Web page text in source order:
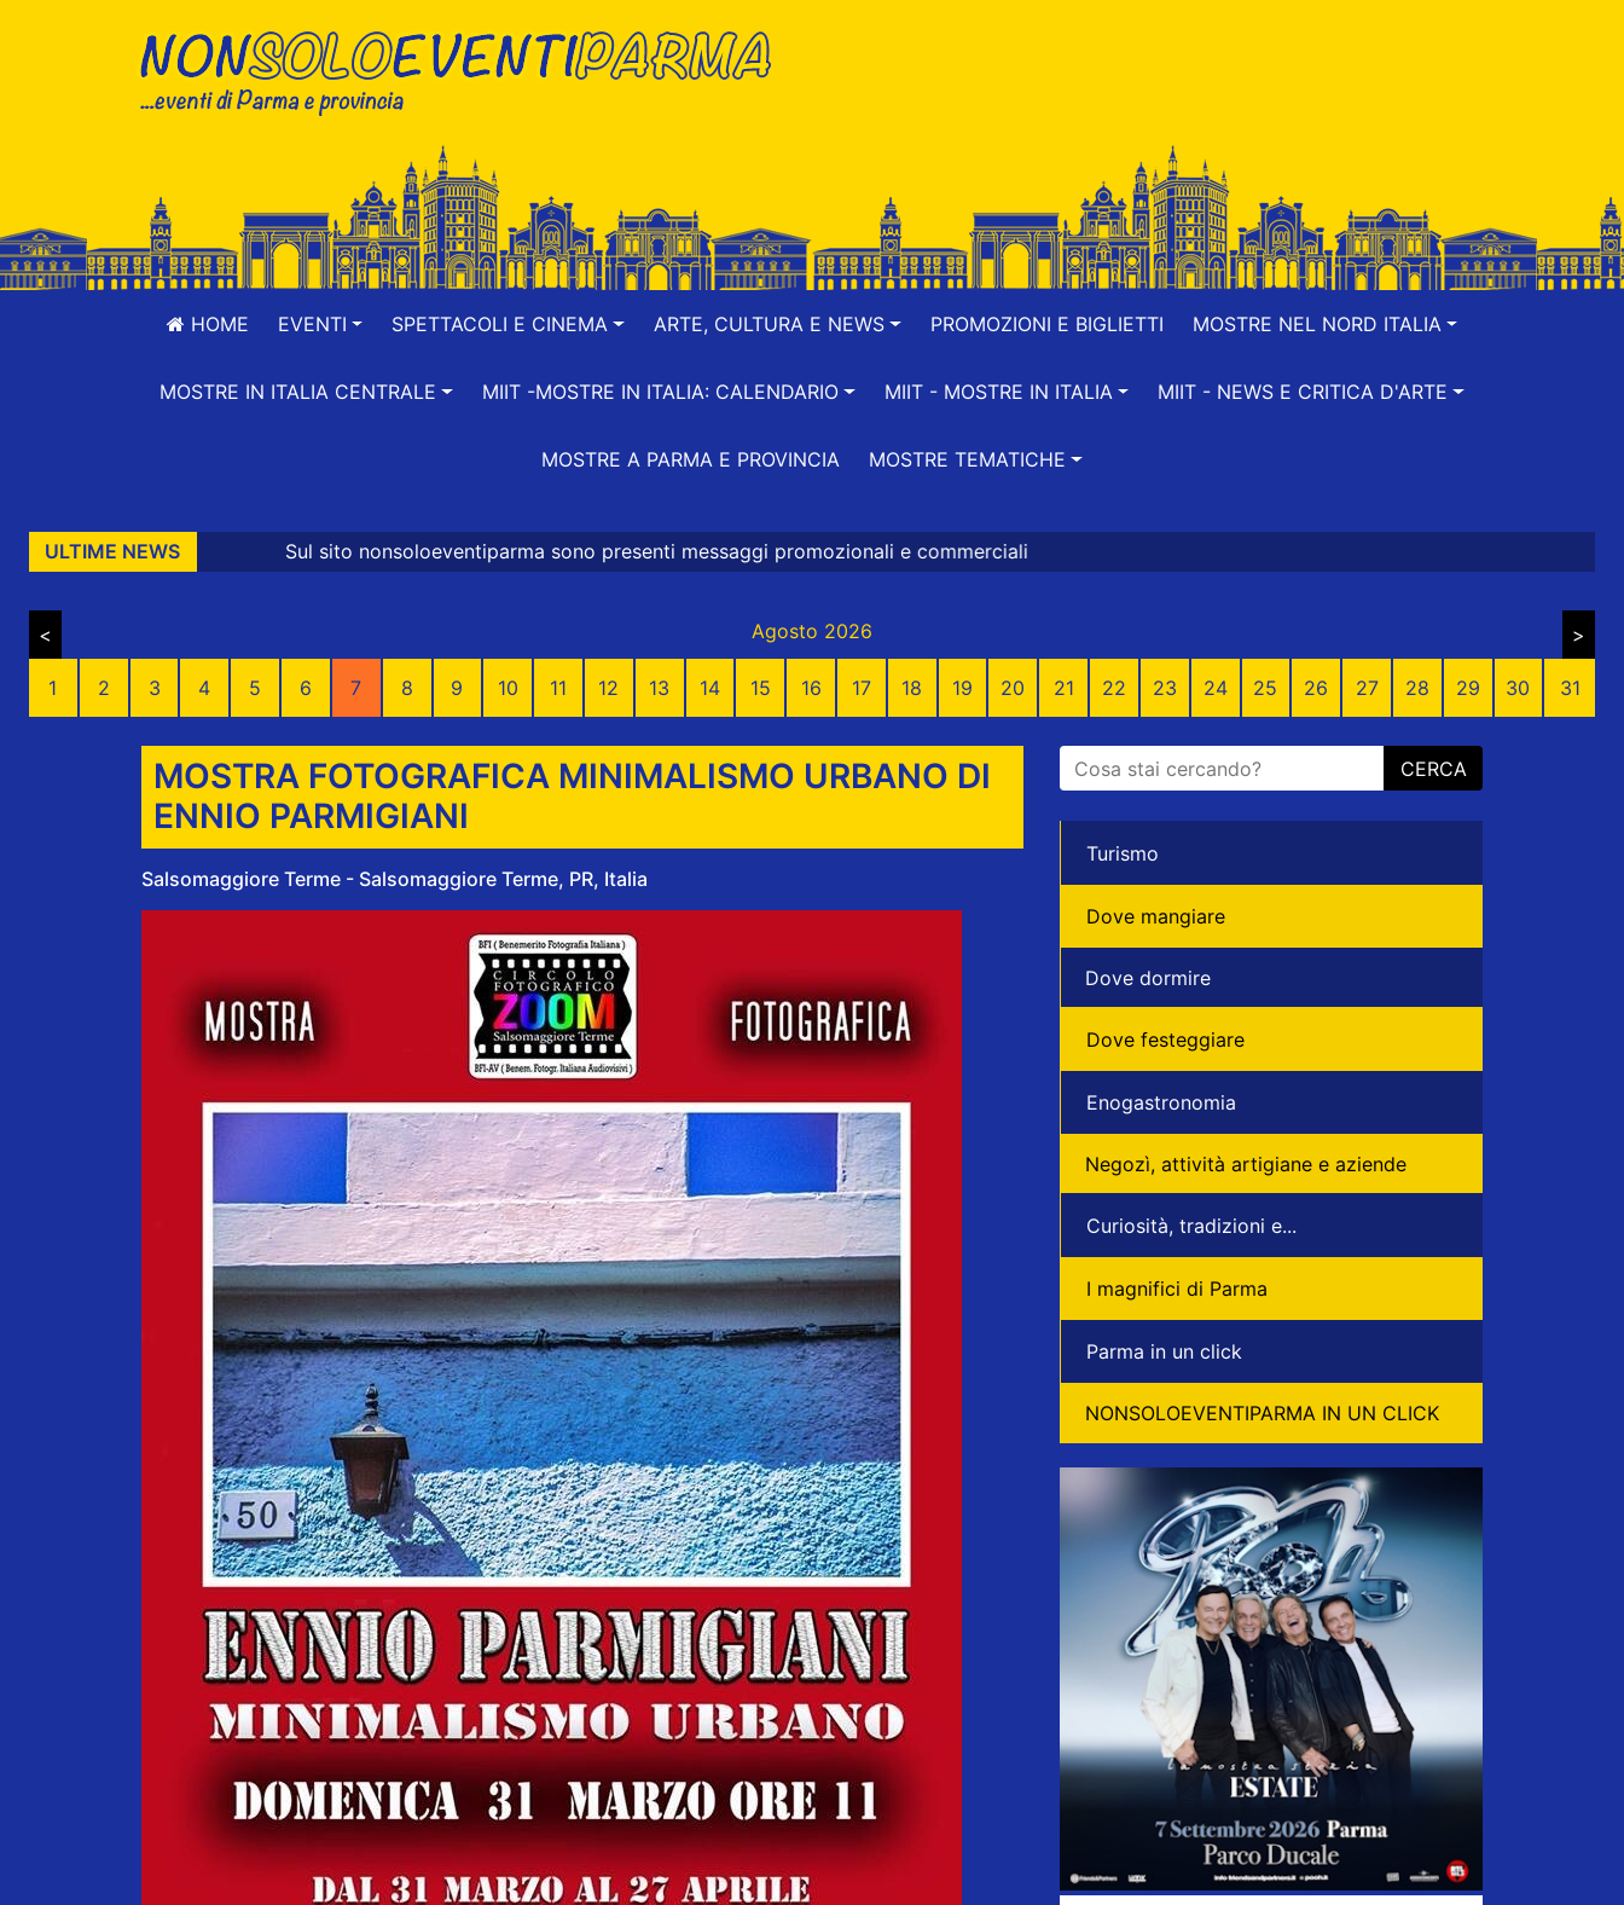
HOME EVENTI SPETTACOLI E CINEMA ARTE, CULTURA E NEWS PROMOZIONI E BIGLIETTI MOSTRE NEL NORD ITALIA
MOSTRE IN ITALIA CENTRALE MIIT -MOSTRE IN ITALIA: CALENDARIO MIIT - MOSTRE IN ITALIA MIIT - NEWS E CRITICA D'ARTE
MOSTRE A PARMA E PROVINCIA MOSTRE TEMATICHE
ULTIME NEWS
Sul sito nonsoloeventiparma sono presenti messaggi promozionali e commerciali
< Agosto 2026 >
1 2 3 4 5 6 7 8 9 10 11 12 13 14 15 16 17 18 19 20 21 22 23 24 25 26 27 28 29 30 31
MOSTRA FOTOGRAFICA MINIMALISMO URBANO DI
ENNIO PARMIGIANI
Salsomaggiore Terme - Salsomaggiore Terme, PR, Italia
CERCA
Turismo
Dove mangiare
Dove dormire
Dove festeggiare
Enogastronomia
Negozì, attività artigiane e aziende
Curiosità, tradizioni e...
I magnifici di Parma
Parma in un click
NONSOLOEVENTIPARMA IN UN CLICK